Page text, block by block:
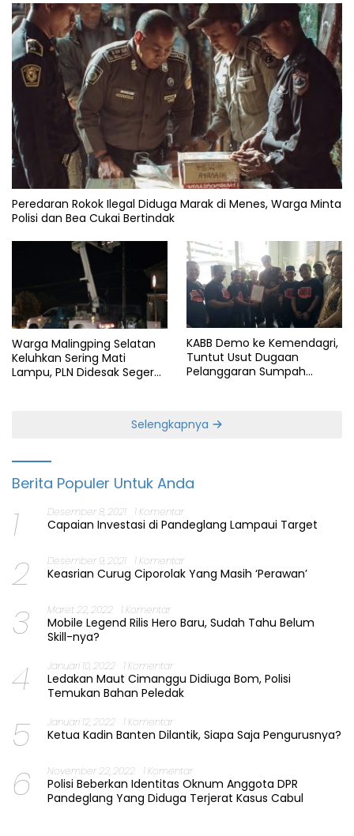
Peredaran Rokok Ilegal Diduga Marak di Menes, Warga Minta
Polisi dan Bea Cukai Bertindak
Warga Malingping Selatan
Keluhkan Sering Mati
Lampu, PLN Didesak Segera
KABB Demo ke Kemendagri,
Tuntut Usut Dugaan
Pelanggaran Sumpah
Selengkapnya
Berita Populer Untuk Anda
1 Desember 8, 2021 1 Komentar
Capaian Investasi di Pandeglang Lampaui Target
2 Desember 9, 2021 1 Komentar
Keasrian Curug Ciporolak Yang Masih ‘Perawan’
3 Maret 22, 2022 1 Komentar
Mobile Legend Rilis Hero Baru, Sudah Tahu Belum
Skill-nya?
4 Januari 10, 2022 1 Komentar
Ledakan Maut Cimanggu Didiuga Bom, Polisi
Temukan Bahan Peledak
5 Januari 12, 2022 1 Komentar
Ketua Kadin Banten Dilantik, Siapa Saja Pengurusnya?
6 November 22, 2022 1 Komentar
Polisi Beberkan Identitas Oknum Anggota DPR
Pandeglang Yang Diduga Terjerat Kasus Cabul